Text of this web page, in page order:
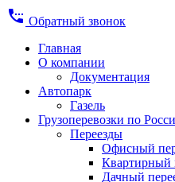
settings_phone Обратный звонок
Главная
О компании
Документация
Автопарк
Газель
Грузоперевозки по
Переезды
Офисный
Квартирный
Дачный